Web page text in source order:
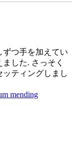
つ手を加えてい
した. さっそく
ティングしまし
mending